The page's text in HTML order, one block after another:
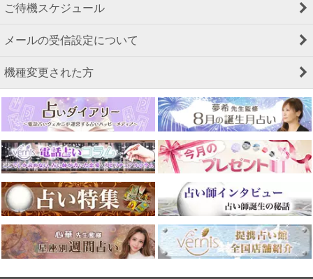
ご待機スケジュール
メールの受信設定について
機種変更された方